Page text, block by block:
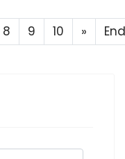
8 9 10 »
End